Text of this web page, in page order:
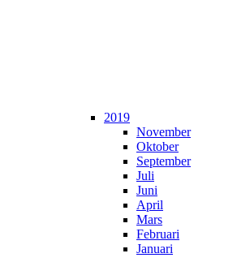
2019
November
Oktober
September
Juli
Juni
April
Mars
Februari
Januari